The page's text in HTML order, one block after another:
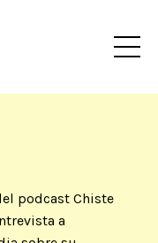
podcast Chiste
a